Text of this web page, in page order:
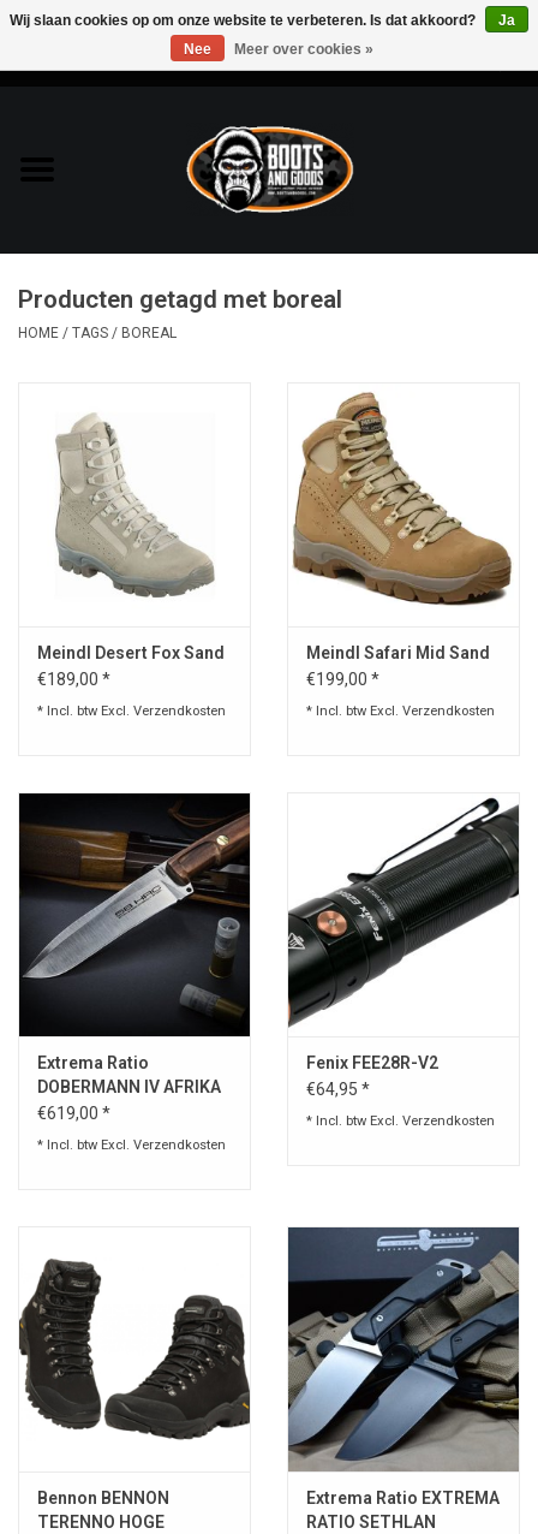
Bags & Packs
Bescherming
Messen & Multitools
Schoenen
Survival
Boots and Goods Blog !
Producten getagd met boreal
HOME / TAGS / BOREAL
Meindl Desert Fox Sand
€189,00 *
* Incl. btw Excl. Verzendkosten
Meindl Safari Mid Sand
€199,00 *
* Incl. btw Excl. Verzendkosten
Extrema Ratio
DOBERMANN IV AFRIKA
MESSEN , JACHT
€619,00 *
* Incl. btw Excl. Verzendkosten
Fenix FEE28R-V2
€64,95 *
* Incl. btw Excl. Verzendkosten
Bennon BENNON
TERENNO HOGE
Extrema Ratio EXTREMA
RATIO SETHLAN
Wij slaan cookies op om onze website te verbeteren. Is dat akkoord?
Ja
Nee
Meer over cookies »